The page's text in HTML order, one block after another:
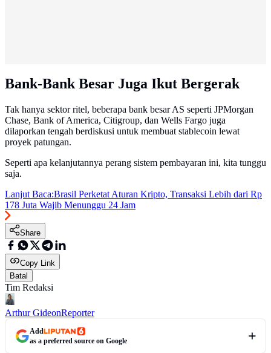
Bank-Bank Besar Juga Ikut Bergerak
Tak hanya sektor ritel, beberapa bank besar AS seperti JPMorgan
Chase, Bank of America, Citigroup, dan Wells Fargo juga
dilaporkan tengah berdiskusi untuk membuat stablecoin lewat
proyek patungan.
Seperti apa kelanjutannya perang sistem pembayaran ini, kita tunggu
saja.
Lanjut Baca:Brasil Perketat Aturan Kripto, Transaksi Lebih dari Rp
178 Juta Wajib Menunggu 24 Jam
Share
Copy Link
Batal
Tim Redaksi
Arthur GideonReporter
Add
as a preferred source on Google